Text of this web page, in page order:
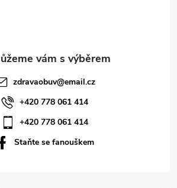
zdravaobuv@email.cz
+420 778 061 414
+420 778 061 414
Staňte se fanouškem